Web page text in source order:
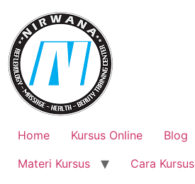
content
Home Kursus Online
Blog
Materi Kursus
Cara Kursus